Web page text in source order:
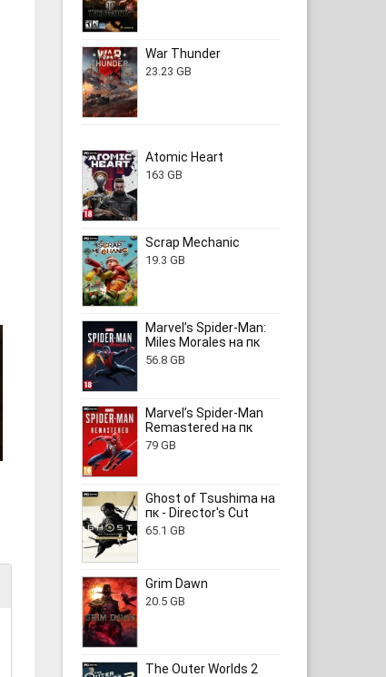
War Thunder
23.23 GB
Atomic Heart
163 GB
Scrap Mechanic
19.3 GB
Marvel’s Spider-Man:
Miles Morales на пк
56.8 GB
Marvel’s Spider-Man
Remastered на пк
79 GB
Ghost of Tsushima на
пк - Director's Cut
65.1 GB
Grim Dawn
20.5 GB
The Outer Worlds 2